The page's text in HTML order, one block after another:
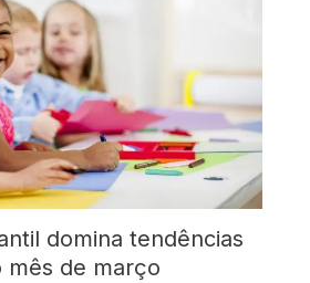
domina tendências
mês de março